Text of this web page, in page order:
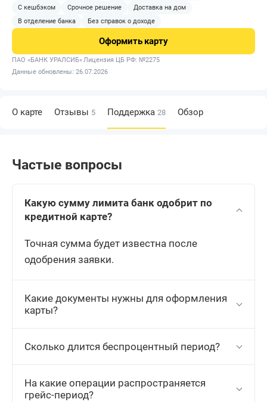
С кешбэком
Срочное решение
Доставка на дом
В отделение банка
Без справок о доходе
Оформить карту
ПАО «БАНК УРАЛСИБ»Лицензия ЦБ РФ: №2275
Данные обновлены: 26.07.2026
О карте Отзывы 5 Поддержка 28 Обзор
Частые вопросы
Какую сумму лимита банк одобрит по
кредитной карте?
Точная сумма будет известна после
одобрения заявки.
Какие документы нужны для оформления
карты?
Сколько длится беспроцентный период?
На какие операции распространяется
грейс-период?